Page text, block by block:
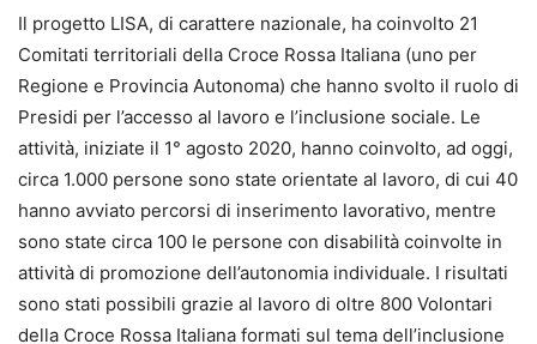
Il progetto LISA, di carattere nazionale, ha coinvolto 21
Comitati territoriali della Croce Rossa Italiana (uno per
Regione e Provincia Autonoma) che hanno svolto il ruolo di
Presidi per l’accesso al lavoro e l’inclusione sociale. Le
attività, iniziate il 1° agosto 2020, hanno coinvolto, ad oggi,
circa 1.000 persone sono state orientate al lavoro, di cui 40
hanno avviato percorsi di inserimento lavorativo, mentre
sono state circa 100 le persone con disabilità coinvolte in
attività di promozione dell’autonomia individuale. I risultati
sono stati possibili grazie al lavoro di oltre 800 Volontari
della Croce Rossa Italiana formati sul tema dell’inclusione